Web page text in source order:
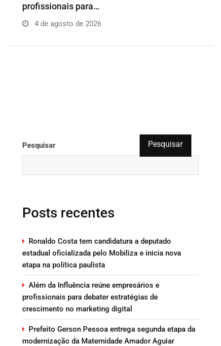
profissionais para…
4 de agosto de 2026
Pesquisar Pesquisar
Posts recentes
Ronaldo Costa tem candidatura a deputado
estadual oficializada pelo Mobiliza e inicia nova
etapa na política paulista
Além da Influência reúne empresários e
profissionais para debater estratégias de
crescimento no marketing digital
Prefeito Gerson Pessoa entrega segunda etapa da
modernização da Maternidade Amador Aguiar